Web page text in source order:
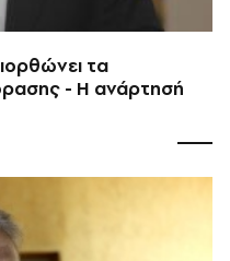
τα
- H ανάρτησή